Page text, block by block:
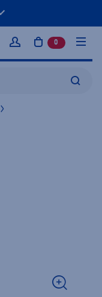
Kirjaudu sisään
0 tuotetta